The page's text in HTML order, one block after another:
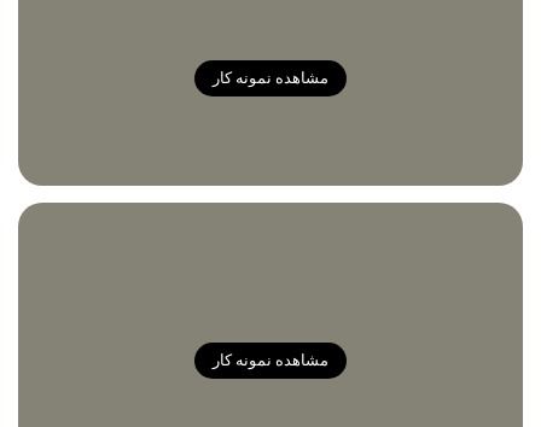
مشاهده نمونه کار
مشاهده نمونه کار